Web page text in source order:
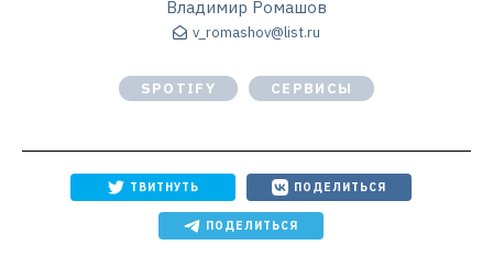
Владимир Ромашов
v_romashov@list.ru
SPOTIFY СЕРВИСЫ
ТВИТНУТЬ ПОДЕЛИТЬСЯ
ПОДЕЛИТЬСЯ